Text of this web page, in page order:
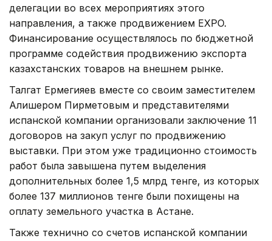
делегации во всех мероприятиях этого
направления, а также продвижением EXPO.
Финансирование осуществлялось по бюджетной
программе содействия продвижению экспорта
казахстанских товаров на внешнем рынке.
Талгат Ермегияев вместе со своим заместителем
Алишером Пирметовым и представителями
испанской компании организовали заключение 11
договоров на закуп услуг по продвижению
выставки. При этом уже традиционно стоимость
работ была завышена путем выделения
дополнительных более 1,5 млрд тенге, из которых
более 137 миллионов тенге были похищены на
оплату земельного участка в Астане.
Также технично со счетов испанской компании